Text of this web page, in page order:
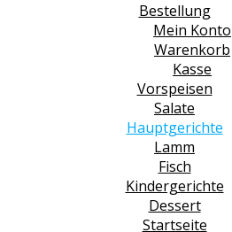
Bestellung
Mein Konto
Warenkorb
Kasse
Vorspeisen
Salate
Hauptgerichte
Lamm
Fisch
Kindergerichte
Dessert
Startseite